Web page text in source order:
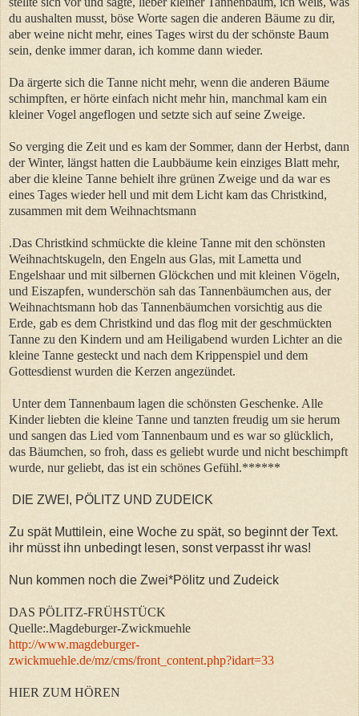
du aushalten musst, böse Worte sagen die anderen Bäume zu dir,
aber weine nicht mehr, eines Tages wirst du der schönste Baum
sein, denke immer daran, ich komme dann wieder.
Da ärgerte sich die Tanne nicht mehr, wenn die anderen Bäume
schimpften, er hörte einfach nicht mehr hin, manchmal kam ein
kleiner Vogel angeflogen und setzte sich auf seine Zweige.
So verging die Zeit und es kam der Sommer, dann der Herbst, dann
der Winter, längst hatten die Laubbäume kein einziges Blatt mehr,
aber die kleine Tanne behielt ihre grünen Zweige und da war es
eines Tages wieder hell und mit dem Licht kam das Christkind,
zusammen mit dem Weihnachtsmann
.Das Christkind schmückte die kleine Tanne mit den schönsten
Weihnachtskugeln, den Engeln aus Glas, mit Lametta und
Engelshaar und mit silbernen Glöckchen und mit kleinen Vögeln,
und Eiszapfen, wunderschön sah das Tannenbäumchen aus, der
Weihnachtsmann hob das Tannenbäumchen vorsichtig aus die
Erde, gab es dem Christkind und das flog mit der geschmückten
Tanne zu den Kindern und am Heiligabend wurden Lichter an die
kleine Tanne gesteckt und nach dem Krippenspiel und dem
Gottesdienst wurden die Kerzen angezündet.
Unter dem Tannenbaum lagen die schönsten Geschenke. Alle
Kinder liebten die kleine Tanne und tanzten freudig um sie herum
und sangen das Lied vom Tannenbaum und es war so glücklich,
das Bäumchen, so froh, dass es geliebt wurde und nicht beschimpft
wurde, nur geliebt, das ist ein schönes Gefühl.******
DIE ZWEI, PÖLITZ UND ZUDEICK
Zu spät Muttilein, eine Woche zu spät, so beginnt der Text.
ihr müsst ihn unbedingt lesen, sonst verpasst ihr was!
Nun kommen noch die Zwei*Pölitz und Zudeick
DAS PÖLITZ-FRÜHSTÜCK
Quelle:.Magdeburger-Zwickmuehle
http://www.magdeburger-
zwickmuehle.de/mz/cms/front_content.php?idart=33
HIER ZUM HÖREN